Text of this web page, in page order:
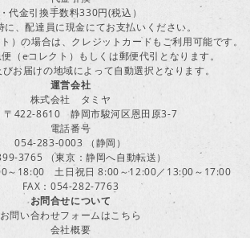
・代金引換手数料330円(税込）
に、配達員に現金にてお支払いください。
）の場合は、クレジットカードもご利用可能です。
（eコレクト）もしくは郵便代引となります。
お届けの地域によって自動選択となります。
運営会社
株式会社 タミヤ
〒422-8610 静岡市駿河区恩田原3-7
電話番号
054-283-0003 （静岡）
3765 （東京：静岡へ自動転送）
～18:00 土日祝日 8:00～12:00／13:00～17:00
FAX：054-282-7763
お問合せについて
お問い合わせフォームはこちら
会社概要